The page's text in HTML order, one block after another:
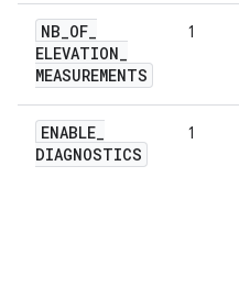
NB_OF_
ELEVATION_
MEASUREMENTS
1
ENABLE_
DIAGNOSTICS
1